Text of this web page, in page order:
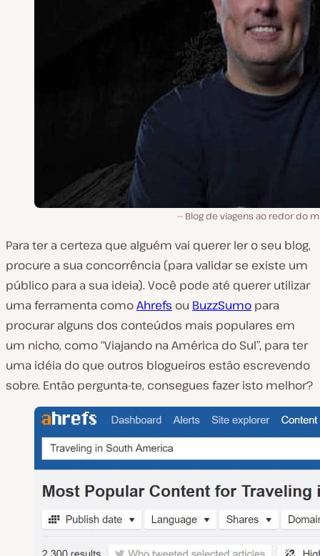
Blog de viagens ao redor do
Para ter a certeza que alguém vai querer ler o seu blog,
procure a sua concorrência (para validar se existe um
público para a sua ideia). Você pode até querer utilizar
uma ferramenta comoAhrefs ou BuzzSumo para
procurar alguns dos conteúdos mais populares em
um nicho, como “Viajando na América do Sul”, para ter
uma idéia do que outros blogueiros estão escrevendo
sobre. Então pergunta-te, consegues fazer isto melhor?